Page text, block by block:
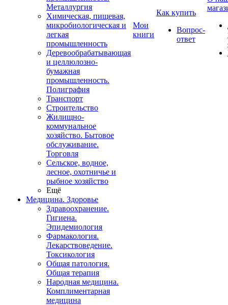
Металлургия
Химическая, пищевая,
микробиологическая и
легкая
промышленность
Деревообрабатывающая
и целлюлозно-
бумажная
промышленность.
Полиграфия
Транспорт
Строительство
Жилищно-
коммунальное
хозяйство. Бытовое
обслуживание.
Торговля
Сельское, водное,
лесное, охотничье и
рыбное хозяйство
Ещё
Медицина. Здоровье
Здравоохранение.
Гигиена.
Эпидемиология
Фармакология.
Лекарствоведение.
Токсикология
Общая патология.
Общая терапия
Народная медицина.
Комплиментарная
медицина
Мои
книги
Как купить
Вопрос-
ответ